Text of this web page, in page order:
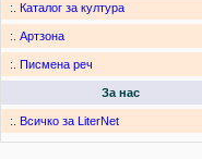
:. Каталог за култура
:. Артзона
:. Писмена реч
За нас
:. Всичко за LiterNet